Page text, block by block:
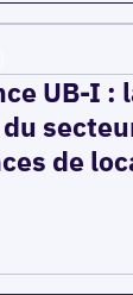
UB-I :
de